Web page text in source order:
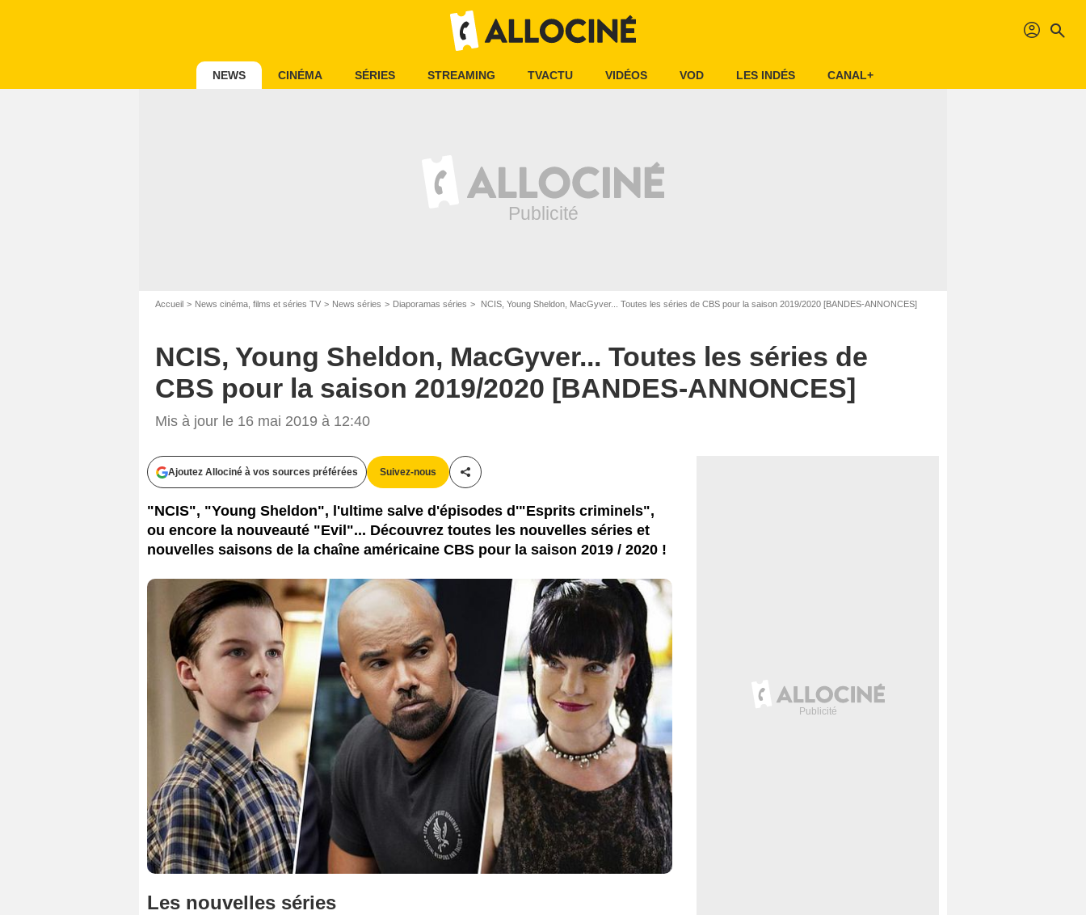
profil search
NEWS CINÉMA SÉRIES STREAMING TVACTU VIDÉOS VOD LES INDÉS CANAL+
Accueil News cinéma, films et séries TV News séries Diaporamas séries NCIS, Young Sheldon, MacGyver... Toutes les séries de CBS pour la saison 2019/2020 [BANDES-ANNONCES]
NCIS, Young Sheldon, MacGyver... Toutes les séries de
CBS pour la saison 2019/2020 [BANDES-ANNONCES]
Mis à jour le 16 mai 2019 à 12:40
Ajoutez Allociné à vos sources préférées Suivez-nous
Partager cet article
"NCIS", "Young Sheldon", l'ultime salve d'épisodes d'"Esprits criminels",
ou encore la nouveauté "Evil"... Découvrez toutes les nouvelles séries et
nouvelles saisons de la chaîne américaine CBS pour la saison 2019 / 2020 !
Les nouvelles séries